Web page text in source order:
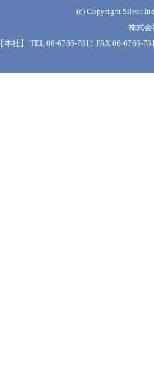
(c) Copyright Silver
株式会
【本社】 TEL 06-6766-7811 FAX 06-6766-